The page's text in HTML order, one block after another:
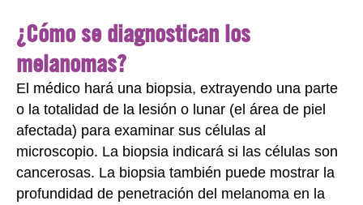
¿Cómo se diagnostican los
melanomas?
El médico hará una biopsia, extrayendo una parte
o la totalidad de la lesión o lunar (el área de piel
afectada) para examinar sus células al
microscopio. La biopsia indicará si las células son
cancerosas. La biopsia también puede mostrar la
profundidad de penetración del melanoma en la